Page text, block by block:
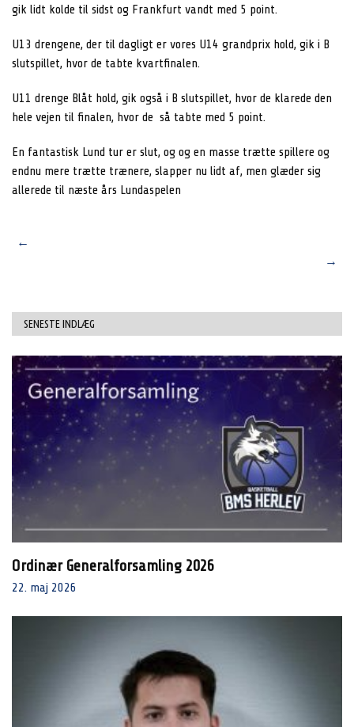
gik lidt kolde til sidst og Frankfurt vandt med 5 point.
U13 drengene, der til dagligt er vores U14 grandprix hold, gik i B
slutspillet, hvor de tabte kvartfinalen.
U11 drenge Blåt hold, gik også i B slutspillet, hvor de klarede den
hele vejen til finalen, hvor de så tabte med 5 point.
En fantastisk Lund tur er slut, og og en masse trætte spillere og
endnu mere trætte trænere, slapper nu lidt af, men glæder sig
allerede til næste års Lundaspelen
Post
←
→
SENESTE INDLÆG
Ordinær Generalforsamling 2026
22. maj 2026